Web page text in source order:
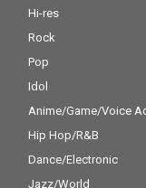
Hi-res
Rock
Pop
Idol
Anime/Game/Voice
Hip Hop/R&B
Dance/Electronic
Jazz/World